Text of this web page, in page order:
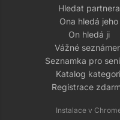
Hledat partnera
Ona hledá jeho
On hledá ji
Vážné
Seznamka pro
Katalog
Registrace
Instalace v